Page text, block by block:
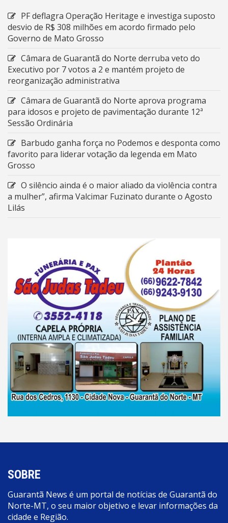
PF deflagra Operação Heritage e investiga suposto
desvio de R$ 308 milhões em acordo firmado pelo
Governo de Mato Grosso
Câmara de Guarantã do Norte derruba veto do
Executivo por 7 votos a 2 e mantém projeto de
reorganização administrativa
Câmara de Guarantã do Norte aprova programa
para idosos e projeto de pavimentação durante 12ª
Sessão Ordinária
Barbudo ganha força no Podemos e desponta como
favorito para liderar votação da legenda em Mato
Grosso
O silêncio ainda é o maior aliado da violência contra
a mulher”, afirma Valcimar Fuzinato durante o Agosto
Lilás
SOBRE
Guarantã News é um portal de notícias de Guarantã do
Norte-MT, o seu maior objetivo e levar informações da
cidade e Região.